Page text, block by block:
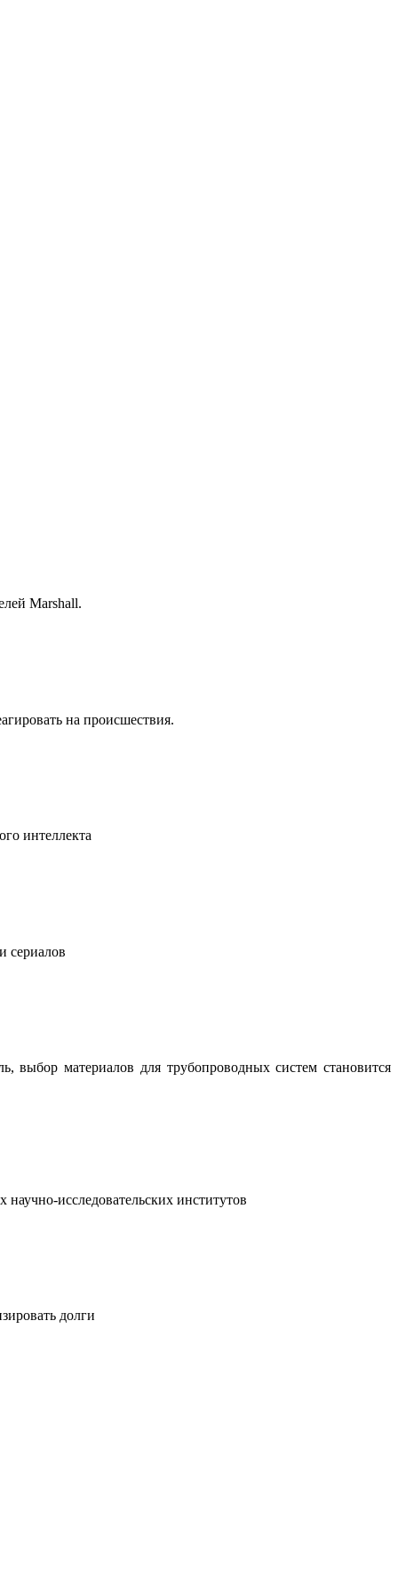
Marshall.
на происшествия.
интеллекта
сериалов
выбор материалов для трубопроводных систем становится
исследовательских институтов
долги